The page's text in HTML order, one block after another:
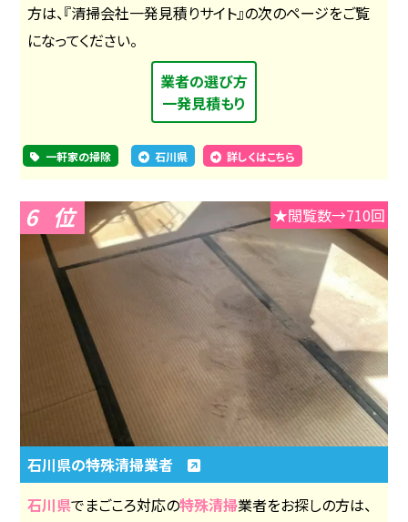
方は、『清掃会社一発見積りサイト』の次のページをご覧
になってください。
業者の選び方
一発見積もり
一軒家の掃除 石川県 詳しくはこちら
6 ★閲覧数→710回
石川県の特殊清掃業者
石川県でまごころ対応の特殊清掃業者をお探しの方は、